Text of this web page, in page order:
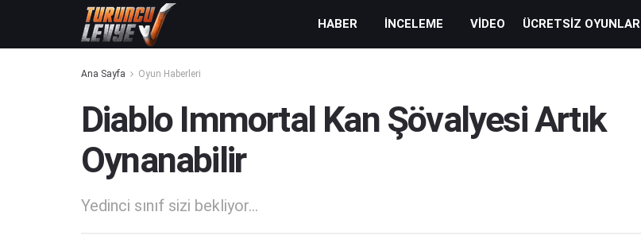
HABER İNCELEME VIDEO ÜCRETSIZ OYUNLAR
Ana Sayfa Oyun Haberleri
Diablo Immortal Kan Şövalyesi Artık
Oynanabilir
Yedinci sınıf sizi bekliyor...